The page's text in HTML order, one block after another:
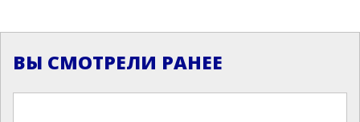
ВЫ СМОТРЕЛИ РАНЕЕ